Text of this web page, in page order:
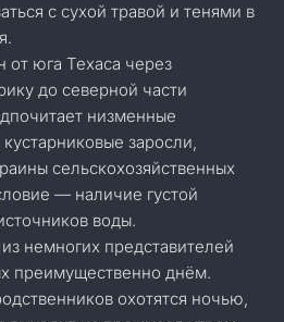
с сухой травой и тенями в
от юга Техаса через
до северной части
низменные
заросли,
сельскохозяйственных
— наличие густой
воды.
немногих представителей
преимущественно днём.
охотятся ночью,